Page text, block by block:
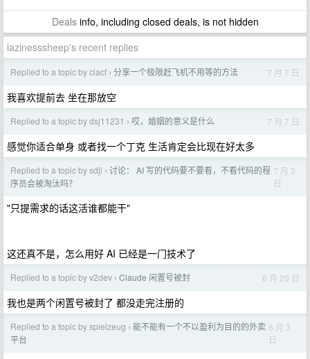
Dealsinfo, including closed deals, is not hidden
lazinesssheep's recent replies
Replied to a topic by clacf › 分享一个极限赶飞机不用等的方法 7 月 7 日
我喜欢提前去 坐在那放空
Replied to a topic by dsj11231 › 哎，婚姻的意义是什么 7 月 7 日
感觉你适合单身 或者找一个丁克 生活肯定会比现在好太多
Replied to a topic by sdjl › 讨论： AI 写的代码要不要看，不看代码的程
序员会被淘汰吗？
7 月 3
日
"只提需求的话这活谁都能干"
这还真不是，怎么用好 AI 已经是一门技术了
Replied to a topic by v2dev › Claude 闲置号被封 6 月 29 日
我也是两个闲置号被封了 都没走完注册的
Replied to a topic by spielzeug › 能不能有一个不以盈利为目的的外卖
平台
6 月 3
日